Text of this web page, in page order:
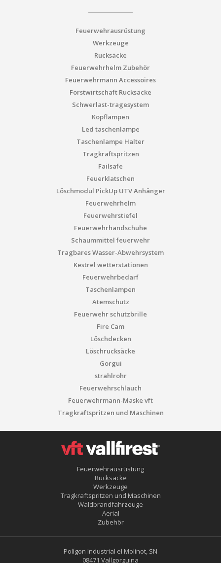
Feuerwehrausrüstung
Werkzeuge
Rucksäcke
Feuerwehrhelm Zubehör
Feuerwehrmann Accessoires
Forstwirtschaft Rucksäcke
Schwerlast-tragesystem
Kopflampen
Led taschenlampe
Taschenlampe Halter
Tragkraftspritzen
Failsafe
Feuerklatschen
Löschmodul PickUp UTV Anhänger
Feuerwehrhelm
Feuerwehrstiefel
Feuerwehrhandschuhe
Schaummittel feuerwehr
Tragbares Wasser-Abwehrsystem
Kestrel wetterstationen
Feuerwehrbedarf
Taschenlampen
Atemschutz
Feuerwehr schutzbrille
Fire Cam
Löschdecken
Löschrucksäcke
Gorgui
strahlrohr
Feuerwehrschlauch
Feuerwehrmann-Maske vft
Tragkraftspritzen und Maschinen
Feuerwehrausrüstung
Rucksäcke
Werkzeuge
Tragkraftspritzen und Maschinen
Waldbrandfahrzeuge
Aerial
Zubehör
Polígon Industrial el Molinot, SN
08471 Vallgorguina